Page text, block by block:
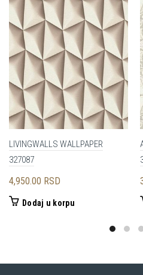
LIVINGWALLS WALLPAPER
327087
4,950.00 RSD
Dodaj u korpu